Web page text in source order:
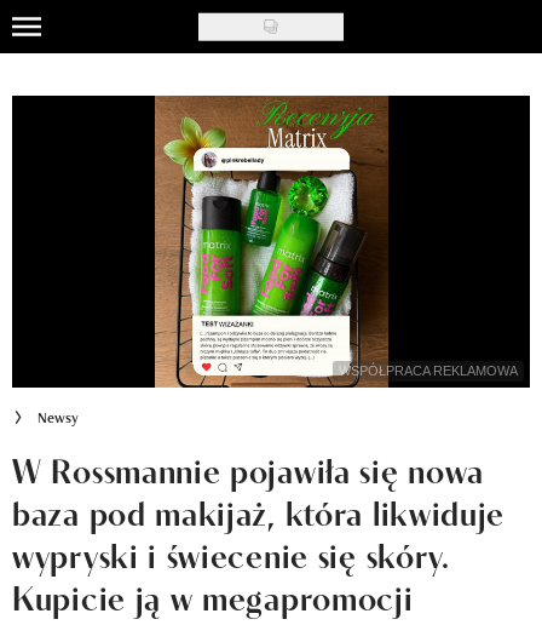
Skip
to
main
Newsy
Newsletter
Wizaz Summer Influ School
WSPÓŁPRACA REKLAMOWA
Newsy
W Rossmannie pojawiła się nowa
baza pod makijaż, która likwiduje
wypryski i świecenie się skóry.
Kupicie ją w megapromocji